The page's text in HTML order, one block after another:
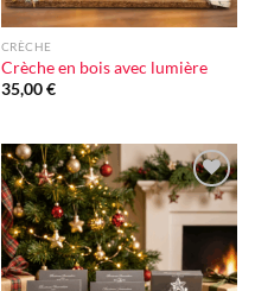
CRÈCHE
Crèche en bois avec lumière
35,00€
Ajouter
à la liste